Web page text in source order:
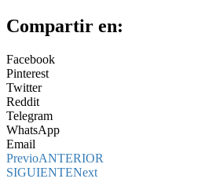
Compartir en:
Facebook
Pinterest
Twitter
Reddit
Telegram
WhatsApp
Email
PrevioANTERIOR
SIGUIENTENext